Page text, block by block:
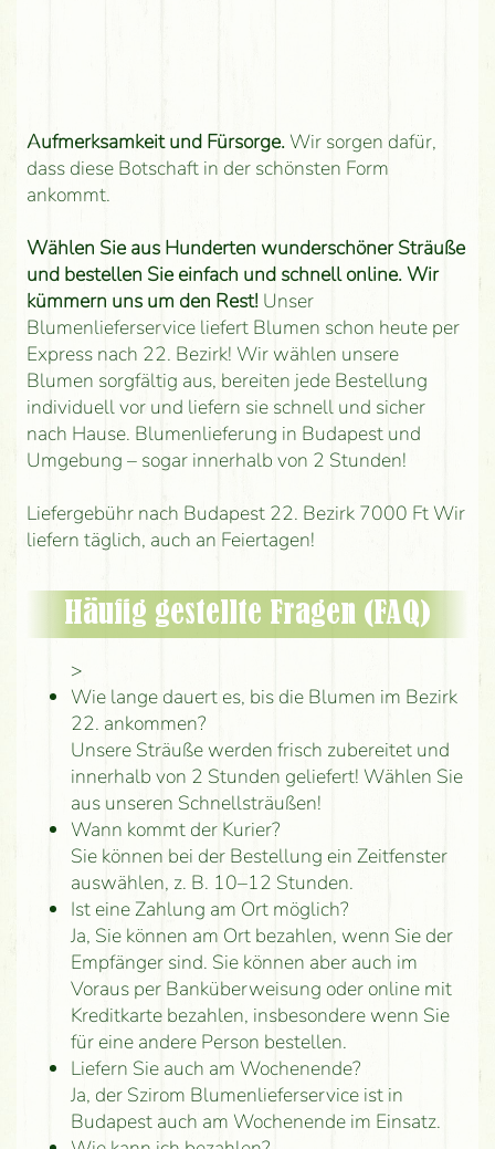
Aufmerksamkeit und Fürsorge.Wir sorgen dafür,
dass diese Botschaft in der schönsten Form
ankommt.
Wählen Sie aus Hunderten wunderschöner Sträuße
und bestellen Sie einfach und schnell online. Wir
kümmern uns um den Rest!Unser
Blumenlieferservice liefert Blumen schon heute per
Express nach 22. Bezirk! Wir wählen unsere
Blumen sorgfältig aus, bereiten jede Bestellung
individuell vor und liefern sie schnell und sicher
nach Hause. Blumenlieferung in Budapest und
Umgebung – sogar innerhalb von 2 Stunden!
Liefergebühr nach Budapest 22. Bezirk 7000 Ft Wir
liefern täglich, auch an Feiertagen!
Häufig gestellte Fragen (FAQ)
>
Wie lange dauert es, bis die Blumen im Bezirk
22. ankommen?
Unsere Sträuße werden frisch zubereitet und
innerhalb von 2 Stunden geliefert! Wählen Sie
aus unseren Schnellsträußen!
Wann kommt der Kurier?
Sie können bei der Bestellung ein Zeitfenster
auswählen, z. B. 10–12 Stunden.
Ist eine Zahlung am Ort möglich?
Ja, Sie können am Ort bezahlen, wenn Sie der
Empfänger sind. Sie können aber auch im
Voraus per Banküberweisung oder online mit
Kreditkarte bezahlen, insbesondere wenn Sie
für eine andere Person bestellen.
Liefern Sie auch am Wochenende?
Ja, der Szirom Blumenlieferservice ist in
Budapest auch am Wochenende im Einsatz.